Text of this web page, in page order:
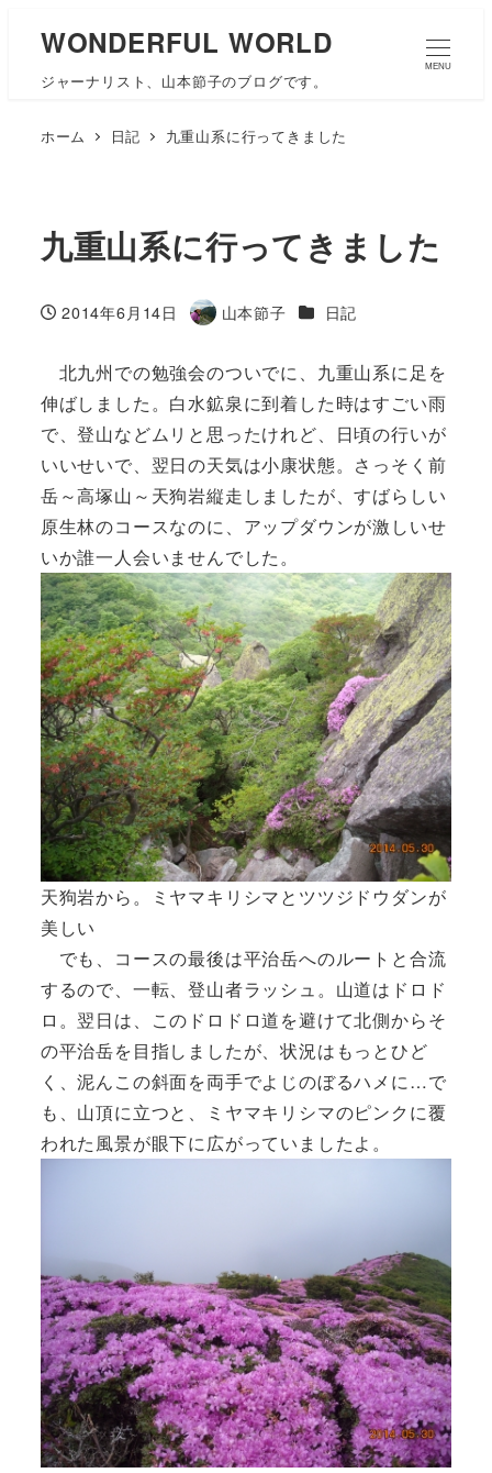
WONDERFUL WORLD
ジャーナリスト、山本節子のブログです。
MENU
ホーム 日記 九重山系に行ってきました
九重山系に行ってきました
投稿日
2014年6月14日
著
山本節子 カテゴリー
日記
北九州での勉強会のついでに、九重山系に足を
伸ばしました。白水鉱泉に到着した時はすごい雨
で、登山などムリと思ったけれど、日頃の行いが
いいせいで、翌日の天気は小康状態。さっそく前
岳～高塚山～天狗岩縦走しましたが、すばらしい
原生林のコースなのに、アップダウンが激しいせ
いか誰一人会いませんでした。
天狗岩から。ミヤマキリシマとツツジドウダンが
美しい
でも、コースの最後は平治岳へのルートと合流
するので、一転、登山者ラッシュ。山道はドロド
ロ。翌日は、このドロドロ道を避けて北側からそ
の平治岳を目指しましたが、状況はもっとひど
く、泥んこの斜面を両手でよじのぼるハメに…で
も、山頂に立つと、ミヤマキリシマのピンクに覆
われた風景が眼下に広がっていましたよ。